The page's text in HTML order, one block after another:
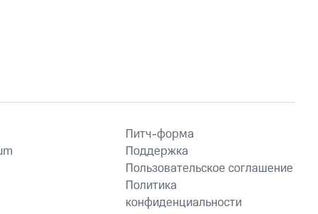
Питч-форма
Поддержка
Пользовательское соглашение
Политика
конфиденциальности